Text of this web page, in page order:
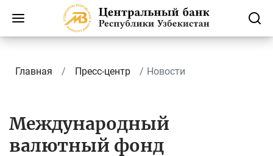
Главная Пресс-центр Новости
Международный
валютный фонд